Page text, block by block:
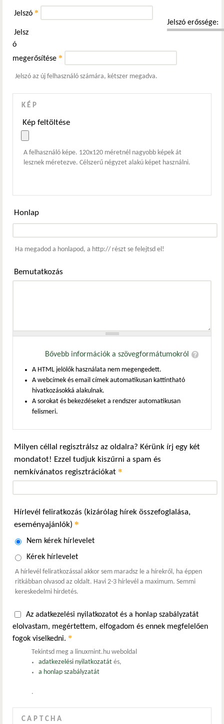
Jelszó erőssége:
Jelszó *
Jelsz
ó
megerősítése *
Jelszó az új felhasználó számára, kétszer megadva.
KÉP
Kép feltöltése
A felhasználó képe. 120x120 méretnél nagyobb képek át
lesznek méretezve. Célszerű négyzet alakú képet használni.
Honlap
Ha megadod a honlapod, a http:// részt se felejtsd el!
Bemutatkozás
Bővebb információk a szövegformátumokról
A HTML jelölők használata nem megengedett.
A webcímek és email címek automatikusan kattintható
hivatkozásokká alakulnak.
A sorokat és bekezdéseket a rendszer automatikusan
felismeri.
Milyen céllal regisztrálsz az oldalra? Kérünk írj egy két
mondatot! Ezzel tudjuk kiszűrni a spam és
nemkívánatos regisztrációkat *
Hírlevél feliratkozás (kizárólag hírek összefoglalása,
eseményajánlók) *
Nem kérek hírlevelet
Kérek hírlevelet
A hírlevél feliratkozással akkor sem maradsz le a hírekről, ha éppen
ritkábban olvasod az oldalt. Havi 2-3 hírlevél a maximum. Semmi
kereskedelmi hirdetés.
Az adatkezelési nyilatkozatot és a honlap szabályzatát
elolvastam, megértettem, elfogadom és ennek megfelelően
fogok viselkedni. *
Tekintsd meg a linuxmint.hu weboldal
adatkezelési nyilatkozatátés,
a honlap szabályzatát
.
CAPTCHA